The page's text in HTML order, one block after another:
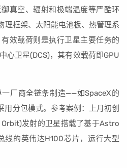
真空、辐射和极端温度等严酷环
理框架、太阳能电池板、热管理系
效载荷则是执行卫星主要任务的
心卫星(DCS)，其有效载荷即GPU
厂商全链条制造——如SpaceX的
用分包模式。参考案例：上月初创
发射的卫星搭载了基于Astro
的英伟达H100芯片，运行大型